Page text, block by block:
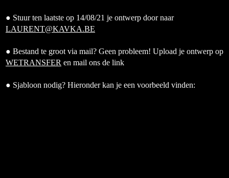
● Stuur ten laatste op 14/08/21 je ontwerp door naar
LAURENT@KAVKA.BE
● Bestand te groot via mail? Geen probleem! Upload je ontwerp op
WETRANSFER en mail ons de link
● Sjabloon nodig? Hieronder kan je een voorbeeld vinden: